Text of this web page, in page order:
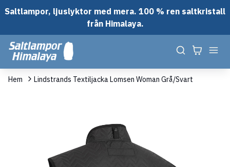
Saltlampor, ljuslyktor med mera. 100 % ren saltkristall
från Himalaya.
Hem Lindstrands Textiljacka Lomsen Woman Grå/Svart